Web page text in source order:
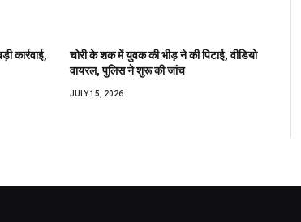
कार्रवाई,
चोरी के शक में युवक की भीड़ ने की पिटाई, वीडियो
वायरल, पुलिस ने शुरू की जांच
JULY 15, 2026